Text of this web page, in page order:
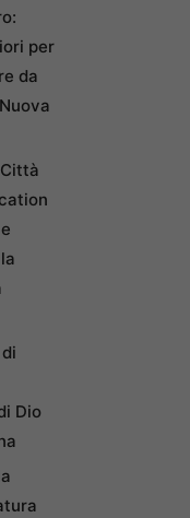
per
da
Dio